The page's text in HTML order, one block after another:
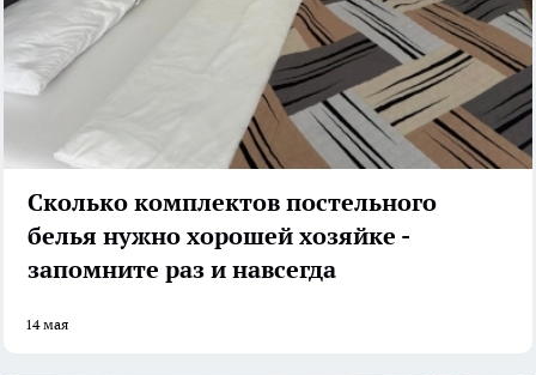
Сколько комплектов постельного
белья нужно хорошей хозяйке -
запомните раз и навсегда
14 мая